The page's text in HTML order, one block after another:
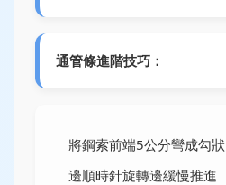
通管條進階技巧：
將鋼索前端5公分彎成勾狀
邊順時針旋轉邊緩慢推進